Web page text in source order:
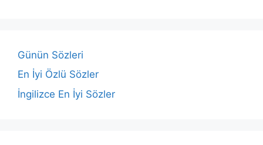
Günün Sözleri
En İyi Özlü Sözler
İngilizce En İyi Sözler